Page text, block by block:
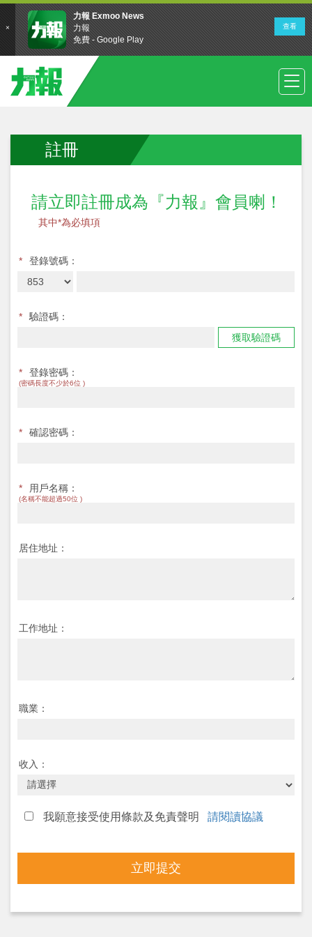
註冊
請立即註冊成為『力報』會員喇！
其中*為必填項
* 登錄號碼：
*
驗證碼：
獲取驗證碼
* 登錄密碼：
(密碼長度不少於6位 )
* 確認密碼：
* 用戶名稱：
(名稱不能超過50位 )
居住地址：
工作地址：
職業：
收入：
我願意接受使用條款及免責聲明 請閱讀協議